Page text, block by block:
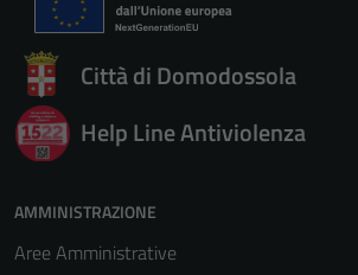
Città di Domodossola
Help Line Antiviolenza
AMMINISTRAZIONE
Aree Amministrative